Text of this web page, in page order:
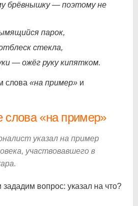
брёвнышку — поэтому не
парок,
стекла,
— ожёг руку кипятком.
слова «на пример» и
слова «на пример»
указал на пример
участвовавшего в
вопрос: указал на что?